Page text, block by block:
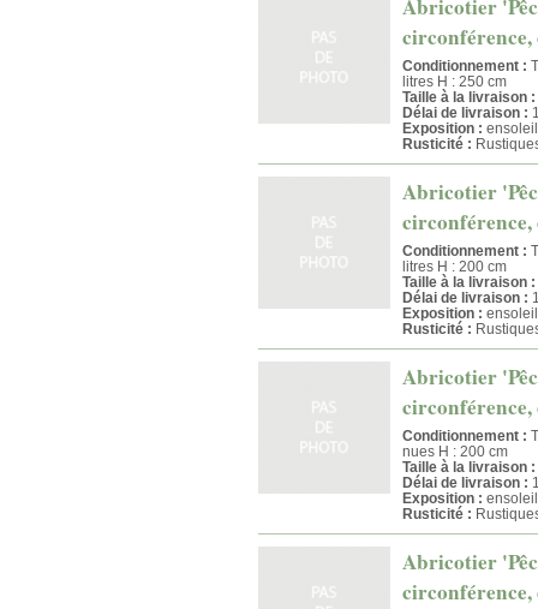
Abricotier
circonférence,
Conditionnement :
litres H : 250 cm
Taille à la livraison :
Délai de livraison :
Exposition :
Rusticité :
Abricotier
circonférence,
Conditionnement :
litres H : 200 cm
Taille à la livraison :
Délai de livraison :
Exposition :
Rusticité :
Abricotier
circonférence,
Conditionnement :
nues H : 200 cm
Taille à la livraison :
Délai de livraison :
Exposition :
Rusticité :
Abricotier
circonférence,